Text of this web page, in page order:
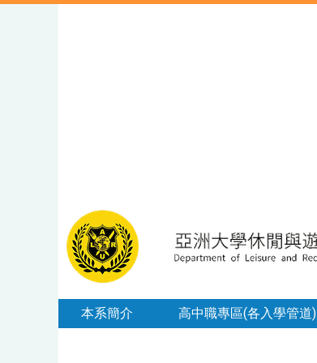
本系簡介 高中職專區(各入學管道)